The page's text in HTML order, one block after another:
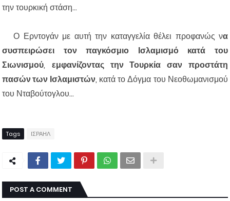
την τουρκική στάση...
Ο Ερντογάν με αυτή την καταγγελία θέλει προφανώς να
συσπειρώσει τον παγκόσμιο Ισλαμισμό κατά του
Σιωνισμού, εμφανίζοντας την Τουρκία σαν προστάτη
πασών των Ισλαμιστών, κατά το Δόγμα του Νεοθωμανισμού
του Νταβούτογλου...
Tags ΙΣΡΑΗΛ
POST A COMMENT